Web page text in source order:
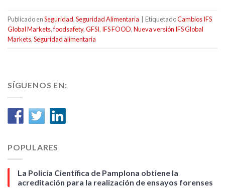
Publicado enSeguridad,Seguridad Alimentaria | EtiquetadoCambios IFS
Global Markets,foodsafety,GFSI, IFS FOOD,Nueva versión IFS Global
Markets,Seguridad alimentaria
SÍGUENOS EN:
POPULARES
La Policía Científica de Pamplona obtiene la
acreditación para la realización de ensayos forenses